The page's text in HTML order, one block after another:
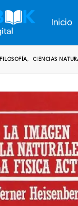
Inicio
FILOSOFÍA , CIENCIAS